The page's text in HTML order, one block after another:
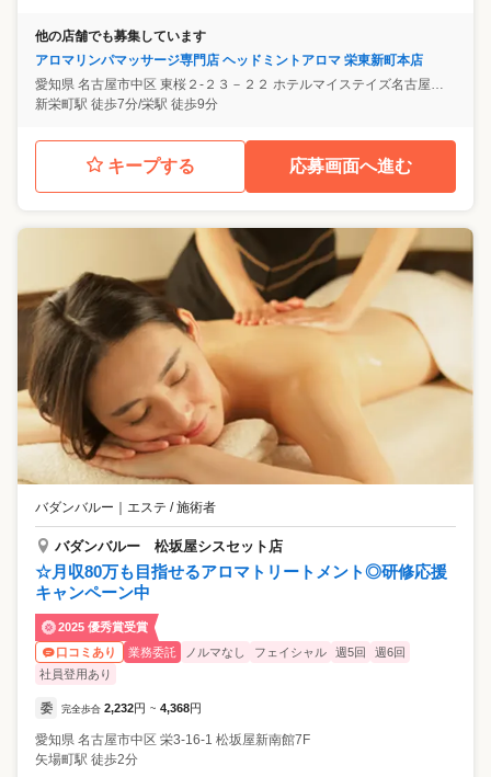
他の店舗でも募集しています
アロマリンパマッサージ専門店 ヘッドミントアロマ 栄東新町本店
愛知県 名古屋市中区 東桜２-２３－２２ ホテルマイステイズ名古屋栄 B１
新栄町駅 徒歩7分/栄駅 徒歩9分
キープする 応募画面へ進む
バダンバルー エステ / 施術者
バダンバルー 松坂屋シスセット店
☆月収80万も目指せるアロマトリートメント◎研修応援
キャンペーン中
2025 優秀賞受賞
口コミあり
業務委託 ノルマなし フェイシャル 週5回
週6回
社員登用あり
委 完全歩合 2,232円 ~ 4,368円
愛知県 名古屋市中区 栄3-16-1 松坂屋新南館7F
矢場町駅 徒歩2分